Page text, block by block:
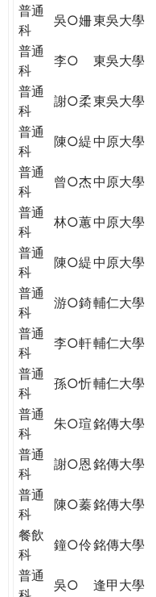
普通
科
吳○姍東吳大學
普通
科
李○ 東吳大學
普通
科
謝○柔東吳大學
普通
科
陳○緹中原大學
普通
科
曾○杰中原大學
普通
科
林○蕙中原大學
普通
科
陳○緹中原大學
普通
科
游○錡輔仁大學
普通
科
李○軒輔仁大學
普通
科
孫○忻輔仁大學
普通
科
朱○瑄銘傳大學
普通
科
謝○恩 銘傳大學
普通
科
陳○蓁銘傳大學
餐飲
科
鐘○伶銘傳大學
普通
吳○ 逢甲大學